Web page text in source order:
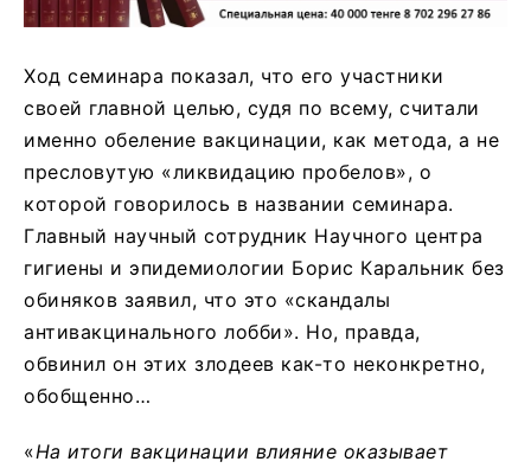
Ход семинара показал, что его участники
своей главной целью, судя по всему, считали
именно обеление вакцинации, как метода, а не
пресловутую «ликвидацию пробелов», о
которой говорилось в названии семинара.
Главный научный сотрудник Научного центра
гигиены и эпидемиологии Борис Каральник без
обиняков заявил, что это «скандалы
антивакцинального лобби». Но, правда,
обвинил он этих злодеев как-то неконкретно,
обобщенно…
«На итоги вакцинации влияние оказывает